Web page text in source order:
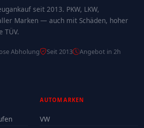
seit 2013. PKW, LKW,
Marken — auch mit Schäden, hoher
TÜV.
Abholung Seit 2013 Angebot in 2h
AUTOMARKEN
VW